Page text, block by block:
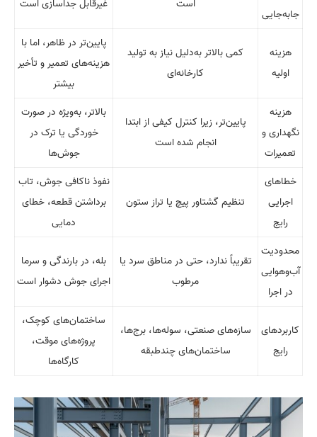
جابه‌جایی
است غیرقابل جداسازی است
هزینه
اولیه
کمی بالاتر به‌دلیل نیاز به تولید
کارخانه‌ای
پایین‌تر در ظاهر، اما با
هزینه‌های تعمیر و تأخیر
بیشتر
هزینه
نگهداری و
تعمیرات
پایین‌تر، زیرا کنترل کیفی از ابتدا
انجام شده است
بالاتر، به‌ویژه در صورت
خوردگی یا ترک در
جوش‌ها
خطا‌های
اجرایی
رایج
تنظیم گشتاور پیچ یا تراز ستون
نفوذ ناکافی جوش، تاب
برداشتن قطعه، خطای
دمایی
محدودیت
آب‌وهوایی
در اجرا
تقریباً ندارد، حتی در مناطق سرد یا
مرطوب
بله، در بارندگی و سرما
اجرای جوش دشوار است
کاربرد‌های
رایج
سازه‌های صنعتی، سوله‌ها، برج‌ها،
ساختمان‌های چندطبقه
ساختمان‌های کوچک،
پروژه‌های موقت،
کارگاه‌ها